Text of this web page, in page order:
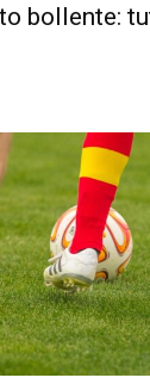
bollente: